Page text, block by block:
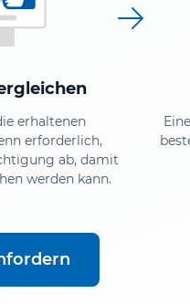
erhaltenen
erforderlich,
ab, damit
werden kann.